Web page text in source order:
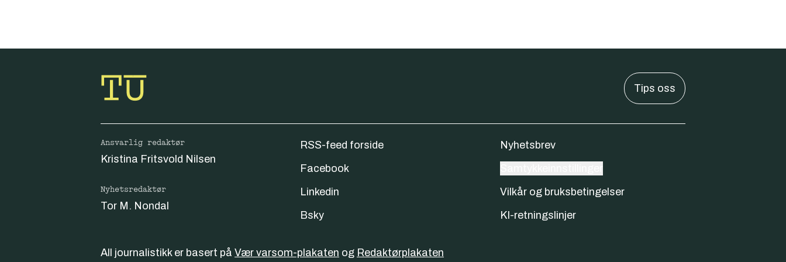
Tips oss
Ansvarlig redaktør
Kristina Fritsvold Nilsen
Nyhetsredaktør
Tor M. Nondal
RSS-feed forside
Facebook
Linkedin
Bsky
Nyhetsbrev
Vilkår og bruksbetingelser
KI-retningslinjer
All journalistikk er basert på Vær varsom-plakaten og Redaktørplakaten